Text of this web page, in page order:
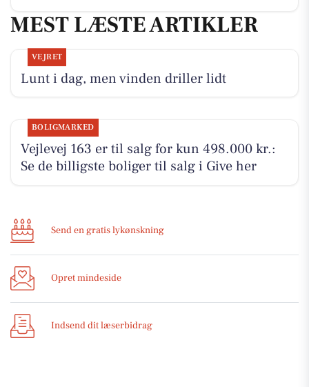
MEST LÆSTE ARTIKLER
VEJRET
Lunt i dag, men vinden driller lidt
BOLIGMARKED
Vejlevej 163 er til salg for kun 498.000 kr.:
Se de billigste boliger til salg i Give her
Send en gratis lykønskning
Opret mindeside
Indsend dit læserbidrag